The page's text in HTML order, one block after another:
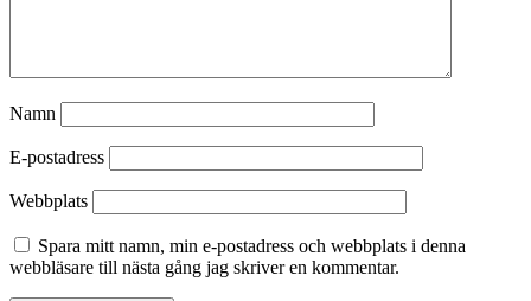
Namn
E-postadress
Webbplats
Spara mitt namn, min e-postadress och webbplats i denna
webbläsare till nästa gång jag skriver en kommentar.